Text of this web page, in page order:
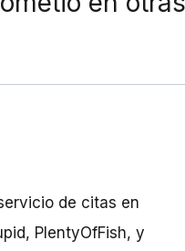
de citas en
PlentyOfFish, y